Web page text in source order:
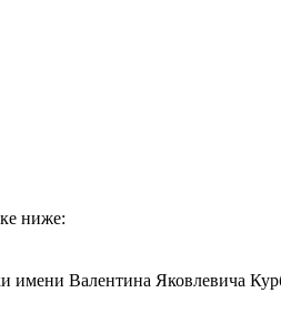
ниже:
имени Валентина Яковлевича